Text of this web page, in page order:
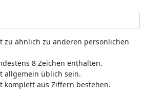
zu ähnlich zu anderen persönlichen
8 Zeichen enthalten.
allgemein üblich sein.
komplett aus Ziffern bestehen.